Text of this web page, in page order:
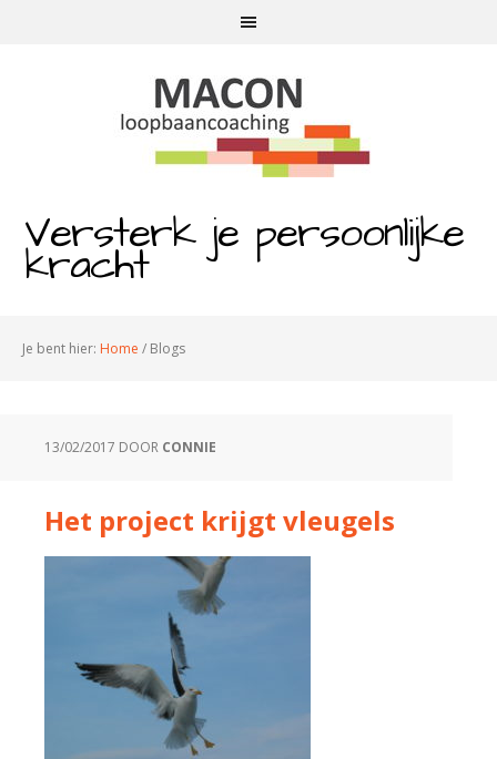
Versterk je persoonlijke
kracht
Je bent hier: Home / Blogs
13/02/2017 DOOR CONNIE
Het project krijgt vleugels